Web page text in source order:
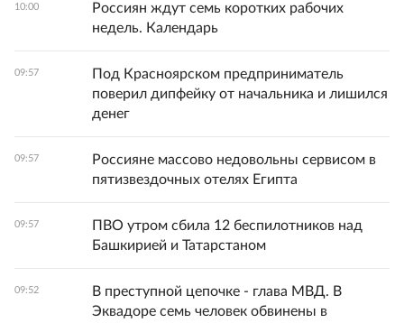
10:00
Россиян ждут семь коротких рабочих
недель. Календарь
09:57
Под Красноярском предприниматель
поверил дипфейку от начальника и лишился
денег
09:57
Россияне массово недовольны сервисом в
пятизвездочных отелях Египта
09:57
ПВО утром сбила 12 беспилотников над
Башкирией и Татарстаном
09:52
В преступной цепочке - глава МВД. В
Эквадоре семь человек обвинены в